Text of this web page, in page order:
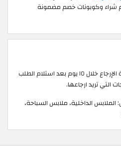
شراء وكوبونات خصم مضمونة
يوفر لك متجر جولي شيك عملية الإرجاع خلال ١٥ يوم بعد استلام الطلب
التي تريد ارجاعها.
الملابس الداخلية، ملابس السباحة،